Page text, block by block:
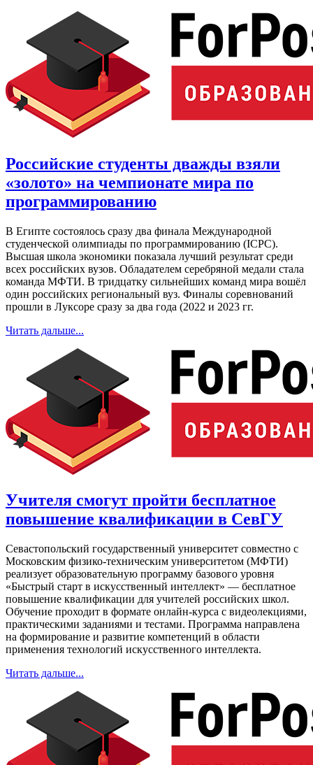
Российские студенты дважды взяли
«золото» на чемпионате мира по
программированию
В Египте состоялось сразу два финала Международной
студенческой олимпиады по программированию (ICPC).
Высшая школа экономики показала лучший результат среди
всех российских вузов. Обладателем серебряной медали стала
команда МФТИ. В тридцатку сильнейших команд мира вошёл
один российских региональный вуз. Финалы соревнований
прошли в Луксоре сразу за два года (2022 и 2023 гг.
Читать дальше...
Учителя смогут пройти бесплатное
повышение квалификации в СевГУ
Севастопольский государственный университет совместно с
Московским физико-техническим университетом (МФТИ)
реализует образовательную программу базового уровня
«Быстрый старт в искусственный интеллект» — бесплатное
повышение квалификации для учителей российских школ.
Обучение проходит в формате онлайн-курса с видеолекциями,
практическими заданиями и тестами. Программа направлена
на формирование и развитие компетенций в области
применения технологий искусственного интеллекта.
Читать дальше...